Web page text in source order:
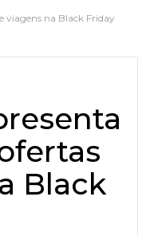
viagens na Black Friday
Black